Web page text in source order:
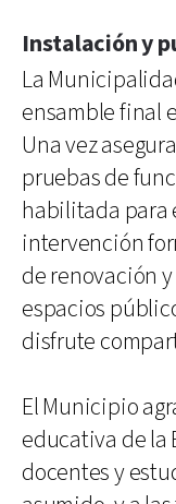
Instalación y
La
ensamble final
Una vez
pruebas de
habilitada para
intervención
de renovación
espacios
disfrute
El Municipio
educativa de la
docentes y